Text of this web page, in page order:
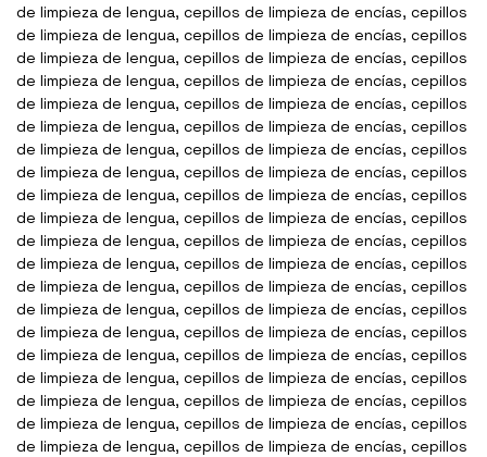
de limpieza de lengua, cepillos de limpieza de encías, cepillos
de limpieza de lengua, cepillos de limpieza de encías, cepillos
de limpieza de lengua, cepillos de limpieza de encías, cepillos
de limpieza de lengua, cepillos de limpieza de encías, cepillos
de limpieza de lengua, cepillos de limpieza de encías, cepillos
de limpieza de lengua, cepillos de limpieza de encías, cepillos
de limpieza de lengua, cepillos de limpieza de encías, cepillos
de limpieza de lengua, cepillos de limpieza de encías, cepillos
de limpieza de lengua, cepillos de limpieza de encías, cepillos
de limpieza de lengua, cepillos de limpieza de encías, cepillos
de limpieza de lengua, cepillos de limpieza de encías, cepillos
de limpieza de lengua, cepillos de limpieza de encías, cepillos
de limpieza de lengua, cepillos de limpieza de encías, cepillos
de limpieza de lengua, cepillos de limpieza de encías, cepillos
de limpieza de lengua, cepillos de limpieza de encías, cepillos
de limpieza de lengua, cepillos de limpieza de encías, cepillos
de limpieza de lengua, cepillos de limpieza de encías, cepillos
de limpieza de lengua, cepillos de limpieza de encías, cepillos
de limpieza de lengua, cepillos de limpieza de encías, cepillos
de limpieza de lengua, cepillos de limpieza de encías, cepillos